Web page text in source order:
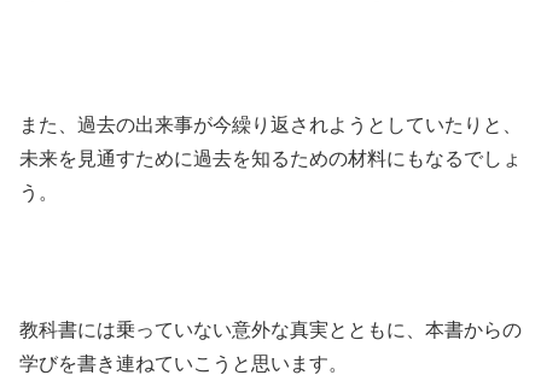
また、過去の出来事が今繰り返されようとしていたりと、
未来を見通すために過去を知るための材料にもなるでしょ
う。
教科書には乗っていない意外な真実とともに、本書からの
学びを書き連ねていこうと思います。